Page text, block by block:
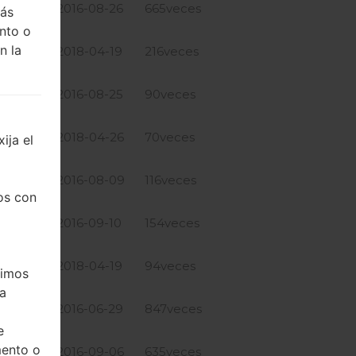
GiB 2016-08-26 665veces
GiB 2018-04-19 216veces
2016-08-25 90veces
GiB 2018-04-26 70veces
2016-08-09 116veces
2016-09-10 154veces
1.22 GiB 2018-04-19 94veces
2016-06-29 847veces
GiB 2016-09-06 635veces
o
la
el
con
o